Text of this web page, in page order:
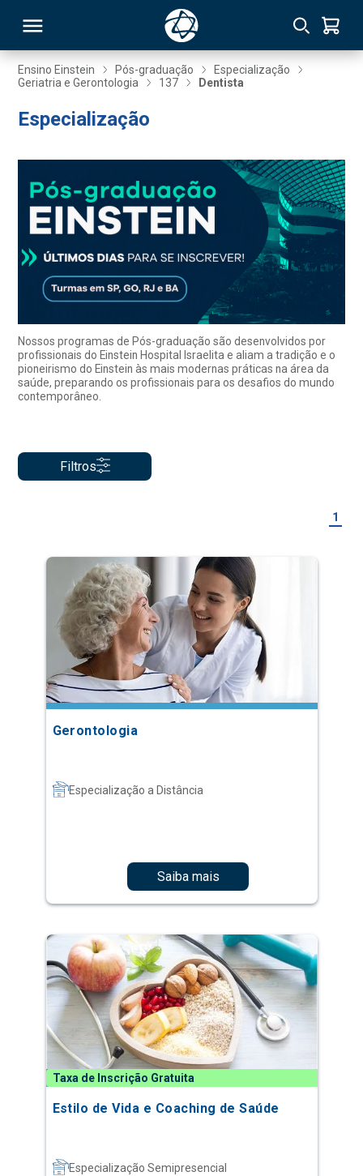
Ensino Einstein Pós-graduação
Especialização
Geriatria e Gerontologia
137 Dentista
Especialização
Nossos programas de Pós-graduação são desenvolvidos por
profissionais do Einstein Hospital Israelita e aliam a tradição e o
pioneirismo do Einstein às mais modernas práticas na área da
saúde, preparando os profissionais para os desafios do mundo
contemporâneo.
Filtros
1
Gerontologia
Especialização a Distância
Saiba mais
Taxa de Inscrição Gratuita
Estilo de Vida e Coaching de Saúde
Especialização Semipresencial